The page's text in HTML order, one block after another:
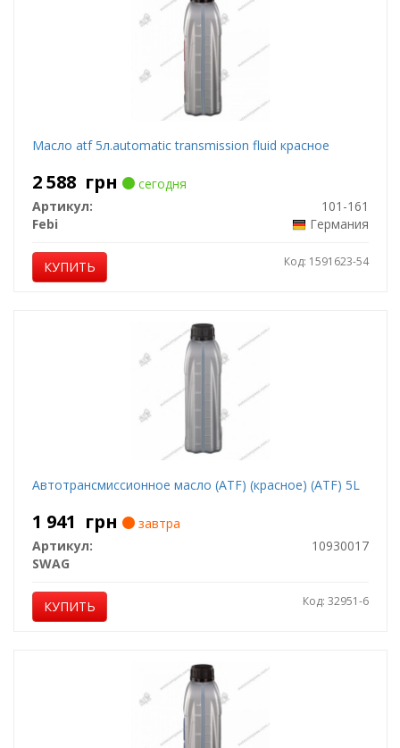
Масло atf 5л.automatic transmission fluid красное
2 588 грн
сегодня
Артикул:
101-161
Febi
Германия
КУПИТЬ Код: 1591623-54
Автотрансмиссионное масло (ATF) (красное) (ATF) 5L
1 941 грн
завтра
Артикул:
10930017
SWAG
КУПИТЬ Код: 32951-6